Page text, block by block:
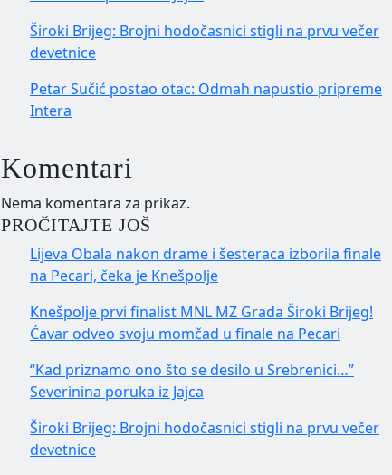
Široki Brijeg: Brojni hodočasnici stigli na prvu večer
devetnice
Petar Sučić postao otac: Odmah napustio pripreme
Intera
Komentari
Nema komentara za prikaz.
PROČITAJTE JOŠ
Lijeva Obala nakon drame i šesteraca izborila finale
na Pecari, čeka je Knešpolje
Knešpolje prvi finalist MNL MZ Grada Široki Brijeg!
Ćavar odveo svoju momčad u finale na Pecari
“Kad priznamo ono što se desilo u Srebrenici…”
Severinina poruka iz Jajca
Široki Brijeg: Brojni hodočasnici stigli na prvu večer
devetnice